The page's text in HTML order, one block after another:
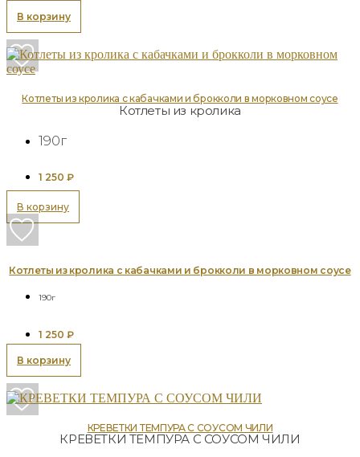
В корзину
Котлеты из кролика с кабачками и брокколи в морковном соусе
Котлеты из кролика
190г
1 250 ₽
В корзину
Котлеты из кролика с кабачками и брокколи в морковном соусе
190г
1 250 ₽
В корзину
КРЕВЕТКИ ТЕМПУРА С СОУСОМ ЧИЛИ
КРЕВЕТКИ ТЕМПУРА С СОУСОМ ЧИЛИ